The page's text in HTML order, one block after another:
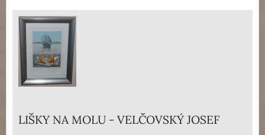
LIŠKY NA MOLU - VELČOVSKÝ JOSEF